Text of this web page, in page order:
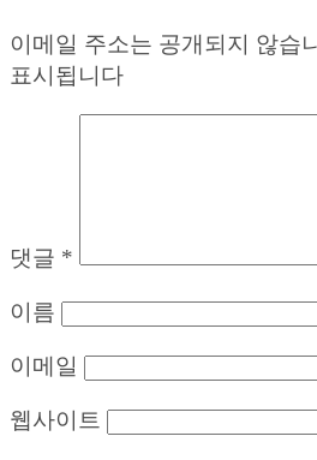
이메일 주소는 공개되지 않습
표시됩니다
댓글 *
이름
이메일
웹사이트